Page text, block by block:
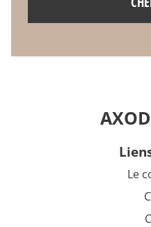
Le